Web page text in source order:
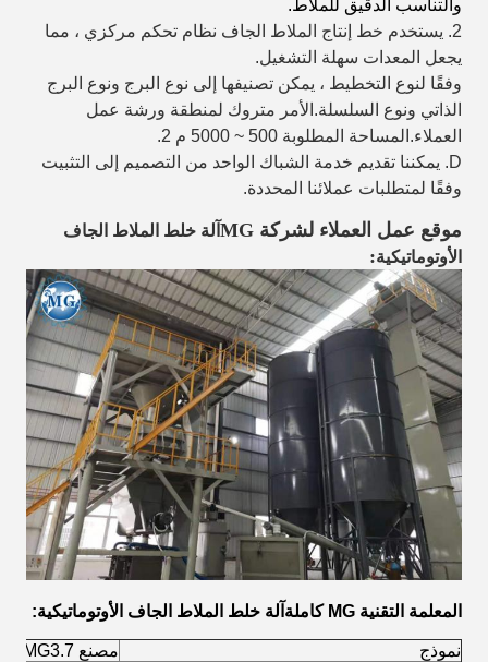
والتناسب الدقيق للملاط.
2. يستخدم خط إنتاج الملاط الجاف نظام تحكم مركزي ، مما
يجعل المعدات سهلة التشغيل.
وفقًا لنوع التخطيط ، يمكن تصنيفها إلى نوع البرج ونوع البرج
الذاتي ونوع السلسلة.الأمر متروك لمنطقة ورشة عمل
العملاء.المساحة المطلوبة 500 ~ 5000 م 2.
D. يمكننا تقديم خدمة الشباك الواحد من التصميم إلى التثبيت
وفقًا لمتطلبات عملائنا المحددة.
موقع عمل العملاء لشركة MG
آلة خلط الملاط الجاف
الأوتوماتيكية:
المعلمة التقنية MG كاملة آلة خلط الملاط الجاف الأوتوماتيكية:
نموذج
مصنع MG3.7